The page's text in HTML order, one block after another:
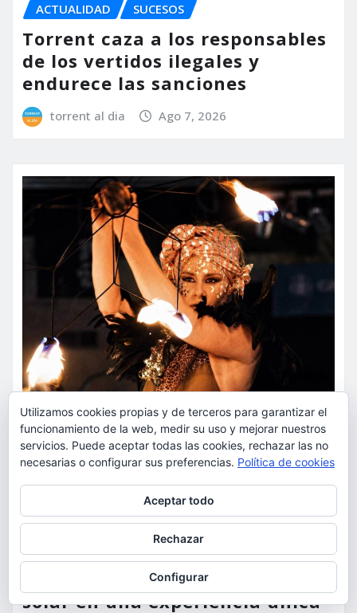
ACTUALIDAD SUCESOS
Torrent caza a los responsables
de los vertidos ilegales y
endurece las sanciones
torrent al dia Ago 7, 2026
Bonaire convierte el eclipse
solar en una experiencia única
Utilizamos cookies propias y de terceros para garantizar el
funcionamiento de la web, medir su uso y mejorar nuestros
servicios. Puede aceptar todas las cookies, rechazar las no
necesarias o configurar sus preferencias. Política de cookies
Aceptar todo
Rechazar
Configurar
Para obtener más información, incluido cómo gestionar las cookies,